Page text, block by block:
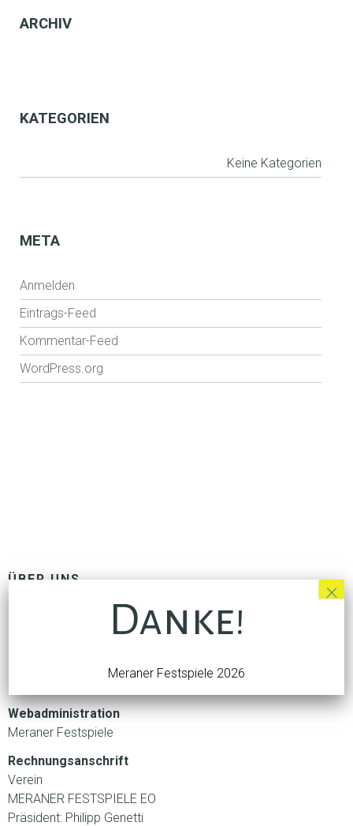
ARCHIV
KATEGORIEN
Keine Kategorien
META
Anmelden
Eintrags-Feed
Kommentar-Feed
WordPress.org
ÜBER UNS
Geschäftsleitung
Webadministration
Meraner Festspiele
Rechnungsanschrift
Verein
MERANER FESTSPIELE EO
Präsident: Philipp Genetti
Danke!
Meraner Festspiele 2026
×